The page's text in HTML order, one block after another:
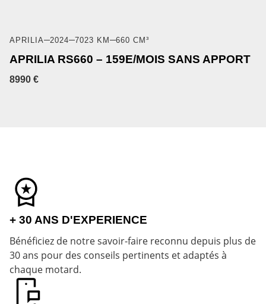
APRILIA 2024 7023 KM 660 CM³
APRILIA RS660 – 159E/MOIS SANS APPORT
8990 €
+ 30 ANS D'EXPERIENCE
Bénéficiez de notre savoir-faire reconnu depuis plus de
30 ans pour des conseils pertinents et adaptés à
chaque motard.